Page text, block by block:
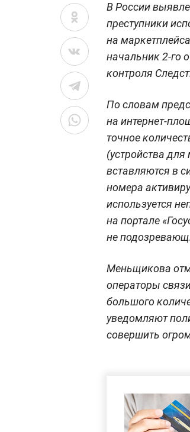
В России
преступники
на
начальник 2-го
контроля
По словам
на интернет-
точное
(устройства
вставляются в
номера
используется
на портале
не
Меньщикова
операторы
большого
уведомляют
совершить